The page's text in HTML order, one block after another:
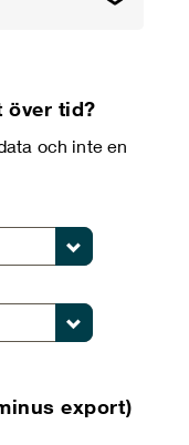
över tid?
och inte en
export)